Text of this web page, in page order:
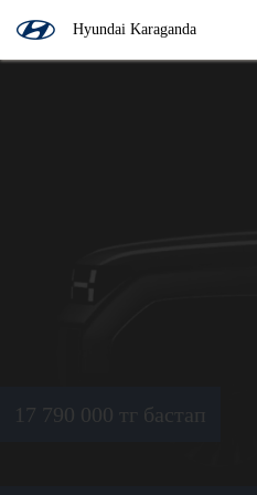
Hyundai Karaganda
17 790 000 тг бастап